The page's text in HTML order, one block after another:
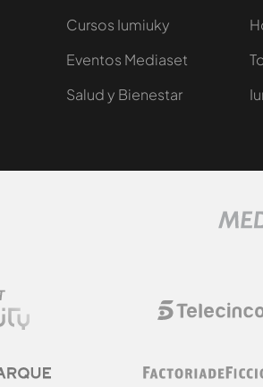
Cursos Iumiuky
Eventos Mediaset
Salud y Bienestar